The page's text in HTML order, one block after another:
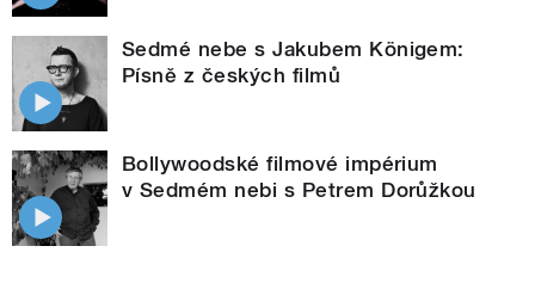
Sedmé nebe s Jakubem Königem:
Písně z českých filmů
Bollywoodské filmové impérium
v Sedmém nebi s Petrem Dorůžkou